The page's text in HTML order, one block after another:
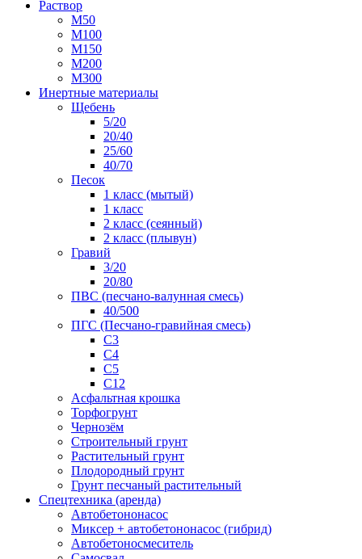
Раствор
М50
М100
М150
М200
М300
Инертные материалы
Щебень
5/20
20/40
25/60
40/70
Песок
1 класс (мытый)
1 класс
2 класс (сеянный)
2 класс (плывун)
Гравий
3/20
20/80
ПВС (песчано-валунная смесь)
40/500
ПГС (Песчано-гравийная смесь)
С3
С4
С5
С12
Асфальтная крошка
Торфогрунт
Чернозём
Строительный грунт
Растительный грунт
Плодородный грунт
Грунт песчаный растительный
Спецтехника (аренда)
Автобетононасос
Миксер + автобетононасос (гибрид)
Автобетоносмеситель